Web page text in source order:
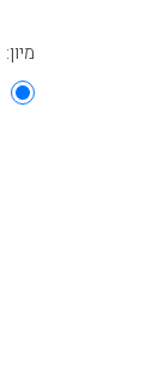
מיון: